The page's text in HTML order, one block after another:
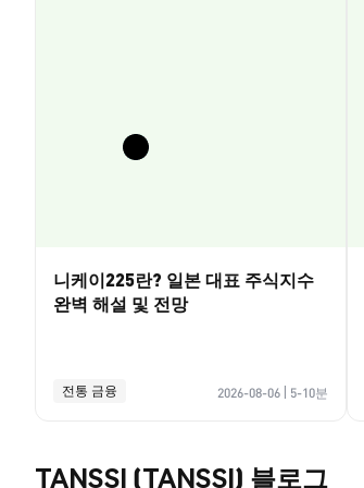
니케이225란? 일본 대표 주식지수
완벽 해설 및 전망
전통 금융 2026-08-06 5-10분
TANSSI (TANSSI) 블로그